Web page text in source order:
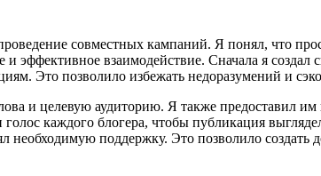
совместных кампаний. Я понял, что
эффективное взаимодействие. Сначала я создал
Это позволило избежать недоразумений и
и целевую аудиторию. Я также предоставил
каждого блогера, чтобы публикация
необходимую поддержку. Это позволило создать